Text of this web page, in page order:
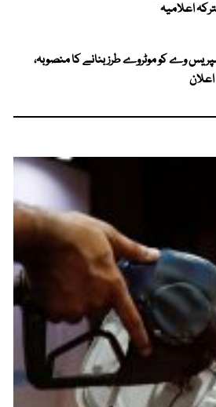
اعلامیہ
وے کو موٹروے طرز بنانے کا منصوبہ،